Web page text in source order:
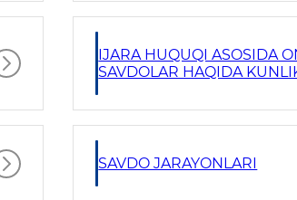
IJARA HUQUQI ASOSIDA
SAVDOLAR HAQIDA
SAVDO JARAYONLARI